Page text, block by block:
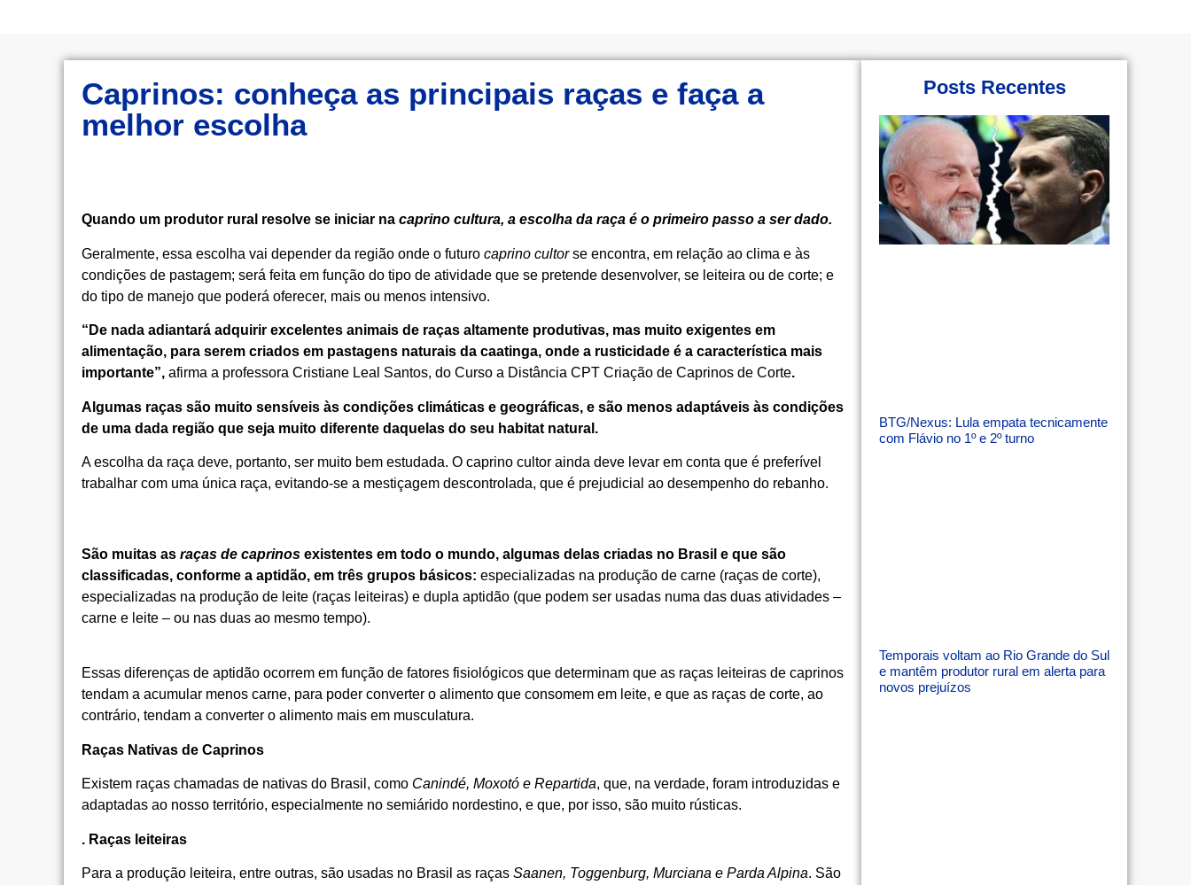
Caprinos: conheça as principais raças e faça a
melhor escolha
Quando um produtor rural resolve se iniciar na caprino cultura, a escolha da raça é o primeiro passo a ser dado.
Geralmente, essa escolha vai depender da região onde o futuro caprino cultorse encontra, em relação ao clima e às
condições de pastagem; será feita em função do tipo de atividade que se pretende desenvolver, se leiteira ou de corte; e
do tipo de manejo que poderá oferecer, mais ou menos intensivo.
“De nada adiantará adquirir excelentes animais de raças altamente produtivas, mas muito exigentes em
alimentação, para serem criados em pastagens naturais da caatinga, onde a rusticidade é a característica mais
importante”, afirma a professora Cristiane Leal Santos, do Curso a Distância CPT Criação de Caprinos de Corte.
Algumas raças são muito sensíveis às condições climáticas e geográficas, e são menos adaptáveis às condições
de uma dada região que seja muito diferente daquelas do seu habitat natural.
A escolha da raça deve, portanto, ser muito bem estudada. O caprino cultor ainda deve levar em conta que é preferível
trabalhar com uma única raça, evitando-se a mestiçagem descontrolada, que é prejudicial ao desempenho do rebanho.
São muitas as raças de caprinos existentes em todo o mundo, algumas delas criadas no Brasil e que são
classificadas, conforme a aptidão, em três grupos básicos: especializadas na produção de carne (raças de corte),
especializadas na produção de leite (raças leiteiras) e dupla aptidão (que podem ser usadas numa das duas atividades –
carne e leite – ou nas duas ao mesmo tempo).
Essas diferenças de aptidão ocorrem em função de fatores fisiológicos que determinam que as raças leiteiras de caprinos
tendam a acumular menos carne, para poder converter o alimento que consomem em leite, e que as raças de corte, ao
contrário, tendam a converter o alimento mais em musculatura.
Raças Nativas de Caprinos
Existem raças chamadas de nativas do Brasil, como Canindé, Moxotó e Repartida, que, na verdade, foram introduzidas e
adaptadas ao nosso território, especialmente no semiárido nordestino, e que, por isso, são muito rústicas.
. Raças leiteiras
Para a produção leiteira, entre outras, são usadas no Brasil as raças Saanen, Toggenburg, Murciana e Parda Alpina. São
Posts Recentes
BTG/Nexus: Lula empata tecnicamente
com Flávio no 1º e 2º turno
Temporais voltam ao Rio Grande do Sul
e mantêm produtor rural em alerta para
novos prejuízos